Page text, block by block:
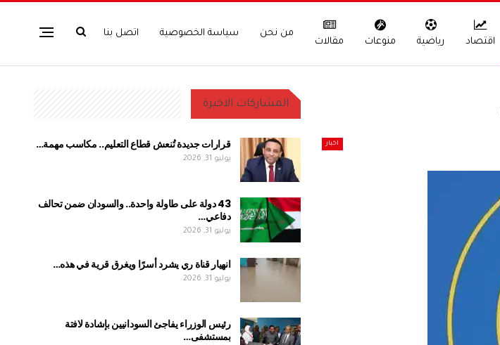
اقتصاد رياضية منوعات مقالات
من نحن سياسة الخصوصية اتصل بنا
اخبار
المشاركات الاخيرة
قرارات جديدة تُنعش قطاع التعليم.. مكاسب مهمة…
يوليو 31, 2026
43 دولة على طاولة واحدة.. والسودان ضمن تحالف
دفاعي…
يوليو 31, 2026
انهيار قناة ري يشرد أسرًا ويغرق قرية في هذه…
يوليو 31, 2026
رئيس الوزراء يفاجئ السودانيين بإشادة لافتة
بمستشفى…